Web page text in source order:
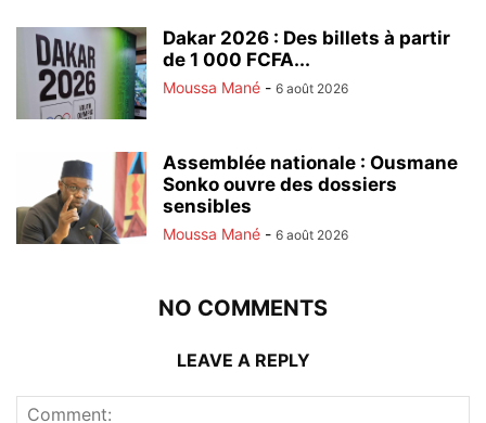
Dakar 2026 : Des billets à partir
de 1 000 FCFA...
Moussa Mané - 6 août 2026
Assemblée nationale : Ousmane
Sonko ouvre des dossiers
sensibles
Moussa Mané - 6 août 2026
NO COMMENTS
LEAVE A REPLY